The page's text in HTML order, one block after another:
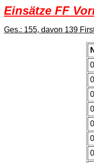
Einsätze FF
Ges.: 155, davon 139